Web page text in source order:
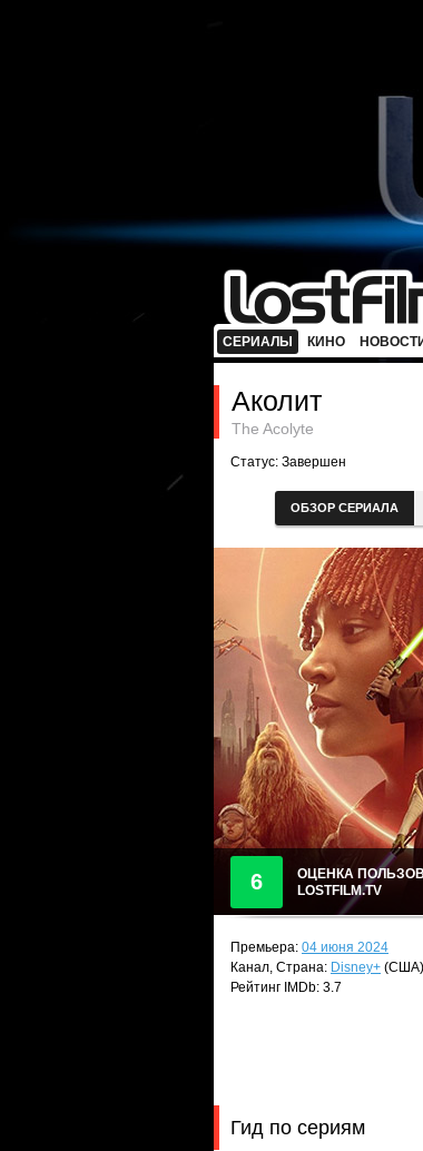
СЕРИАЛЫ КИНО
Аколит
The Acolyte
Статус: Завершен
ОБЗОР СЕРИАЛА
6
ОЦЕНКА
LOSTFILM.TV
Премьера: 04 июня 2024
Канал, Страна: Disney+ (США)
Рейтинг IMDb: 3.7
Гид по сериям